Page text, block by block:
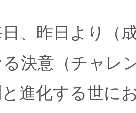
、昨日より（
決意（チャレ
と進化する世に